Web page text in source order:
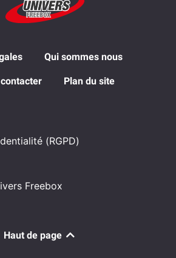
Qui sommes nous
Plan du site
(RGPD)
Freebox
Haut de page